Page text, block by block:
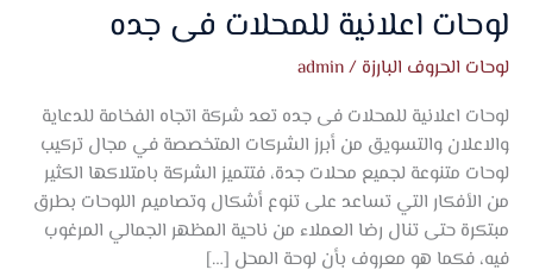
لوحات اعلانية للمحلات فى جده
لوحات الحروف البارزة /
admin
لوحات اعلانية للمحلات فى جده تعد شركة اتجاه الفخامة للدعاية
والاعلان والتسويق من أبرز الشركات المتخصصة في مجال تركيب
لوحات متنوعة لجميع محلات جدة، فتتميز الشركة بامتلاكها الكثير
من الأفكار التي تساعد على تنوع أشكال وتصاميم اللوحات بطرق
مبتكرة حتى تنال رضا العملاء من ناحية المظهر الجمالي المرغوب
فيه، فكما هو معروف بأن لوحة المحل […]